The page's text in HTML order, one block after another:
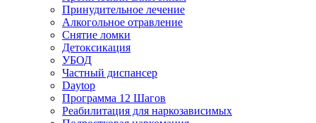
Принудительное лечение
Алкогольное отравление
Снятие ломки
Детоксикация
УБОД
Частный диспансер
Daytop
Программа 12 Шагов
Реабилитация для наркозависимых